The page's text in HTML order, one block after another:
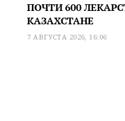
ПОЧТИ 600
КАЗАХСТАНЕ
7 АВГУСТА 2026, 16:06